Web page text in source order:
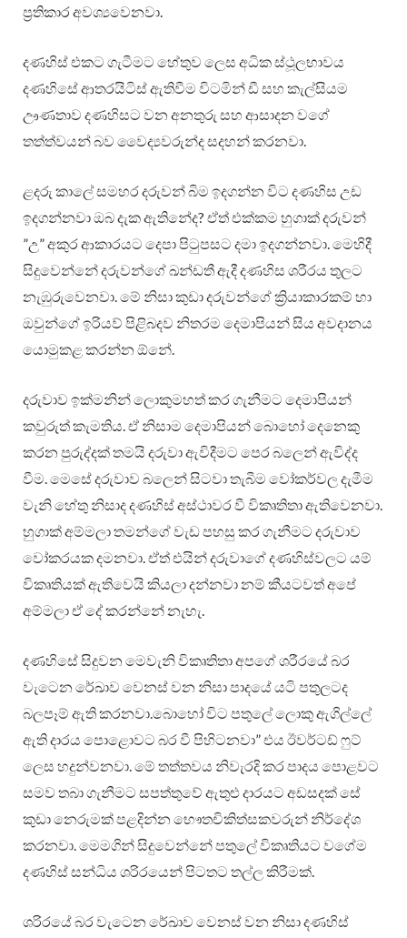
ප්‍රතිකාර අවශ්‍යවෙනවා.
දණහිස් එකට ගැටීමට හේතුව ලෙස අධික ස්ථූලභාවය
දණහිසේ ආතරයිටිස් ඇතිවීම විටමින් ඩී සහ කැල්සියම
ඌණතාව දණහිසට වන අනතුරු සහ ආසාදන වගේ
තත්ත්වයන් බව වෛද්‍යවරුන්ද සදහන් කරනවා.
ළදරු කාලේ සමහර දරුවන් බිම ඉදගන්න විට දණහිස උඩ
ඉදගන්නවා ඔබ දැක ඇතිනේද? ඒත් එක්කම හුගාක් දරුවන්
”උ” අකුර ආකාරයට දෙපා පිටුපසට දමා ඉදගන්නවා. මෙහිදී
සිදුවෙන්නේ දරුවන්ගේ ඛන්ඩතී ඇදී දණහිස ශරීරය තුලට
නැඹුරුවෙනවා. මේ නිසා කුඩා දරුවන්ගේ ක්‍රියාකාරකම් හා
ඔවුන්ගේ ඉරියව් පිළිබදව නිතරම දෙමාපියන් සිය අවදානය
යොමුකළ කරන්න ඕනේ.
දරුවාව ඉක්මනින් ලොකුමහත් කර ගැනීමට දෙමාපියන්
කවුරුත් කැමතිය. ඒ නිසාම දෙමාපියන් බොහෝ දෙනෙකු
කරන පුරුද්දක් තමයි දරුවා ඇවිදීමට පෙර බලෙන් ඇවිද්ද
වීම. මෙසේ දරුවාව බලෙන් සිටවා තැබීම වෝකර්වල දැමීම
වැනි හේතු නිසාද දණහිස් අස්ථාවර වී විකෘතිතා ඇතිවෙනවා.
හුගාක් අම්මලා තමන්ගේ වැඩ පහසු කර ගැනීමට දරුවාව
වෝකරයක දමනවා. ඒත් එයින් දරුවාගේ දණහිස්වලට යම්
විකෘතියක් ඇතිවෙයි කියලා දන්නවා නම් කීයටවත් අපේ
අම්මලා ඒ දේ කරන්නේ නැහැ.
දණහිසේ සිදුවන මෙවැනි විකෘතිතා අපගේ ශරීරයේ බර
වැටෙන රේඛාව වෙනස් වන නිසා පාදයේ යටි පතුලටද
බලපෑම් ඇති කරනවා.බොහෝ විට පතුලේ ලොකු ඇගිල්ලේ
ඇති දාරය පොළොවට බර වී පිහිටනවා” එය ඊවර්ටඩ් ෆුට්
ලෙස හදුන්වනවා. මේ තත්තවය නිවැරදි කර පාදය පොළවට
සමව තබා ගැනීමට සපත්තුවේ ඇතුළු දාරයට අඩසදක් සේ
කුඩා නෙරුමක් පළදින්න භෞතචිකිත්සකවරුන් නිර්දේශ
කරනවා. මෙමගින් සිදුවෙන්නේ පතුලේ විකෘතියට වගේම
දණහිස් සන්ධිය ශරිරයෙන් පිටතට තල්ල කිරීමක්.
ශරිරයේ බර වැටෙන රේඛාව වෙනස් වන නිසා දණහිස්